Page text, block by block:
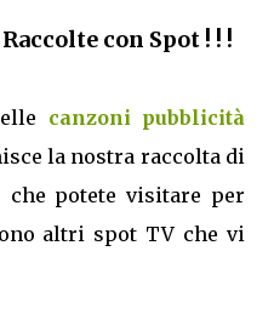
con Spot ! ! !
canzoni pubblicità
la nostra raccolta di
che potete visitare per
altri spot TV che vi